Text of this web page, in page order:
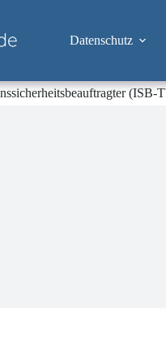
Datenschutz
(ISB-